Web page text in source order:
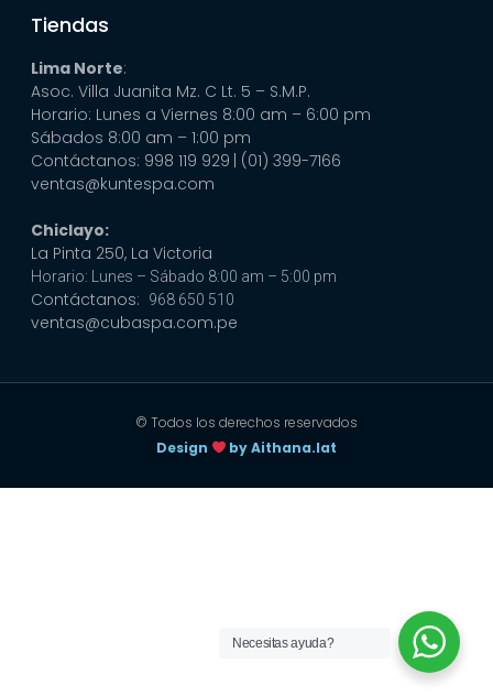
Tiendas
Lima Norte:
Asoc. Villa Juanita Mz. C Lt. 5 – S.M.P.
Horario: Lunes a Viernes 8:00 am – 6:00 pm
Sábados 8:00 am – 1:00 pm
Contáctanos: 998 119 929 | (01) 399-7166
ventas@kuntespa.com
Chiclayo:
La Pinta 250, La Victoria
Horario: Lunes – Sábado 8:00 am – 5:00 pm
Contáctanos: 968 650 510
ventas@cubaspa.com.pe
© Todos los derechos reservados
Design
by Aithana.lat
Necesitas ayuda?